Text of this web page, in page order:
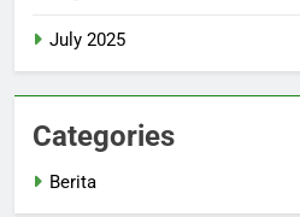
July 2025
Categories
Berita